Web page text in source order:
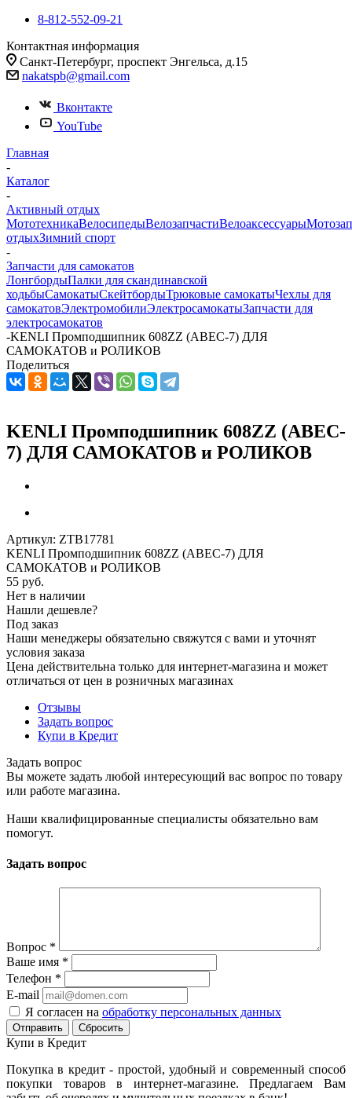
8-812-552-09-21
Контактная информация
Санкт-Петербург, проспект Энгельса, д.15
nakatspb@gmail.com
Вконтакте
YouTube
Главная
-
Каталог
-
Активный отдых
МототехникаВелосипедыВелозапчастиВелоаксессуары
отдыхЗимний спорт
-
Запчасти для самокатов
ЛонгбордыПалки для скандинавской
ходьбыСамокатыСкейтбордыТрюковые самокатыЧехлы для
самокатовЭлектромобилиЭлектросамокатыЗапчасти для
электросамокатов
-KENLI Промподшипник 608ZZ (ABEC-7) ДЛЯ
САМОКАТОВ и РОЛИКОВ
Поделиться
KENLI Промподшипник 608ZZ (ABEC-
7) ДЛЯ САМОКАТОВ и РОЛИКОВ
Артикул: ZTB17781
KENLI Промподшипник 608ZZ (ABEC-7) ДЛЯ
САМОКАТОВ и РОЛИКОВ
55 руб.
Нет в наличии
Нашли дешевле?
Под заказ
Наши менеджеры обязательно свяжутся с вами и уточнят
условия заказа
Цена действительна только для интернет-магазина и может
отличаться от цен в розничных магазинах
Отзывы
Задать вопрос
Купи в Кредит
Задать вопрос
Вы можете задать любой интересующий вас вопрос по товару
или работе магазина.
Наши квалифицированные специалисты обязательно вам
помогут.
Задать вопрос
Вопрос *
Ваше имя *
Телефон *
E-mail
Я согласен на обработку персональных данных
Сбросить
Купи в Кредит
Покупка в кредит - простой, удобный и современный способ
покупки товаров в интернет-магазине. Предлагаем Вам